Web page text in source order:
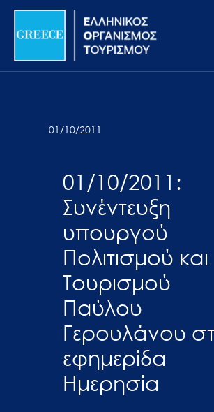
Σημείωση:
ιστότοπος
προσβασιμότητας.
Μετάβαση
περιεχόμενο
01/10/2011
01/10/2011:
Συνέντευξη
υπουργού
Πολιτισμού και
Τουρισμού
Παύλου
Γερουλάνου
εφημερίδα
Ημερησία